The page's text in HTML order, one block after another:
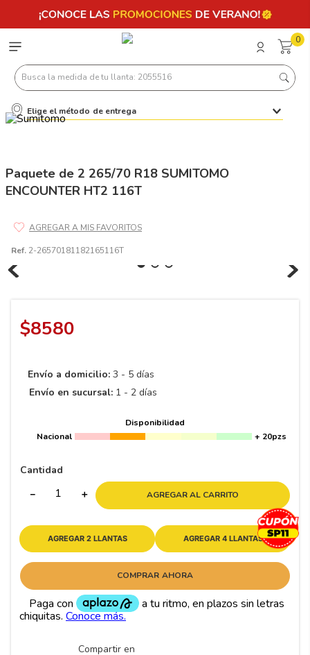
0
Busca la medida de tu llanta: 2055516
Elige el método de entrega
Paquete de 2 265/70 R18 SUMITOMO
ENCOUNTER HT2 116T
Ref. 2-26570181182165116T
$8580
Envío a domicilio: 3 - 5 días
Envío en sucursal: 1 - 2 días
Disponibilidad
Nacional
+ 20pzs
Cantidad
＋
－ AGREGAR AL CARRITO
AGREGAR 2 LLANTAS AGREGAR 4 LLANTAS
COMPRAR AHORA
Compartir en
Términos más buscados
6 205